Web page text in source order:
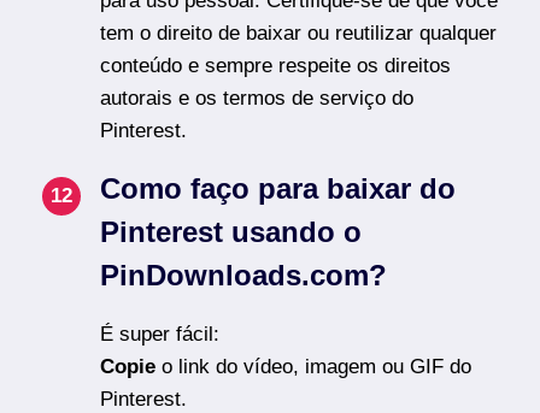
tem o direito de baixar ou reutilizar qualquer
conteúdo e sempre respeite os direitos
autorais e os termos de serviço do
Pinterest.
Como faço para baixar do
Pinterest usando o
PinDownloads.com?
É super fácil:
Copie o link do vídeo, imagem ou GIF do
Pinterest.